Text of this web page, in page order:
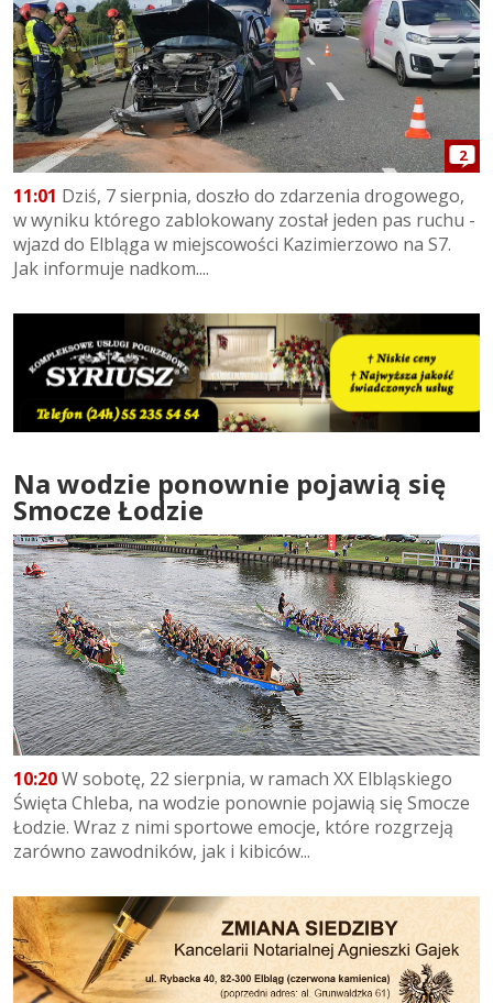
2
11:01 Dziś, 7 sierpnia, doszło do zdarzenia drogowego,
w wyniku którego zablokowany został jeden pas ruchu -
wjazd do Elbląga w miejscowości Kazimierzowo na S7.
Jak informuje nadkom....
Na wodzie ponownie pojawią się
Smocze Łodzie
10:20W sobotę, 22 sierpnia, w ramach XX Elbląskiego
Święta Chleba, na wodzie ponownie pojawią się Smocze
Łodzie. Wraz z nimi sportowe emocje, które rozgrzeją
zarówno zawodników, jak i kibiców...